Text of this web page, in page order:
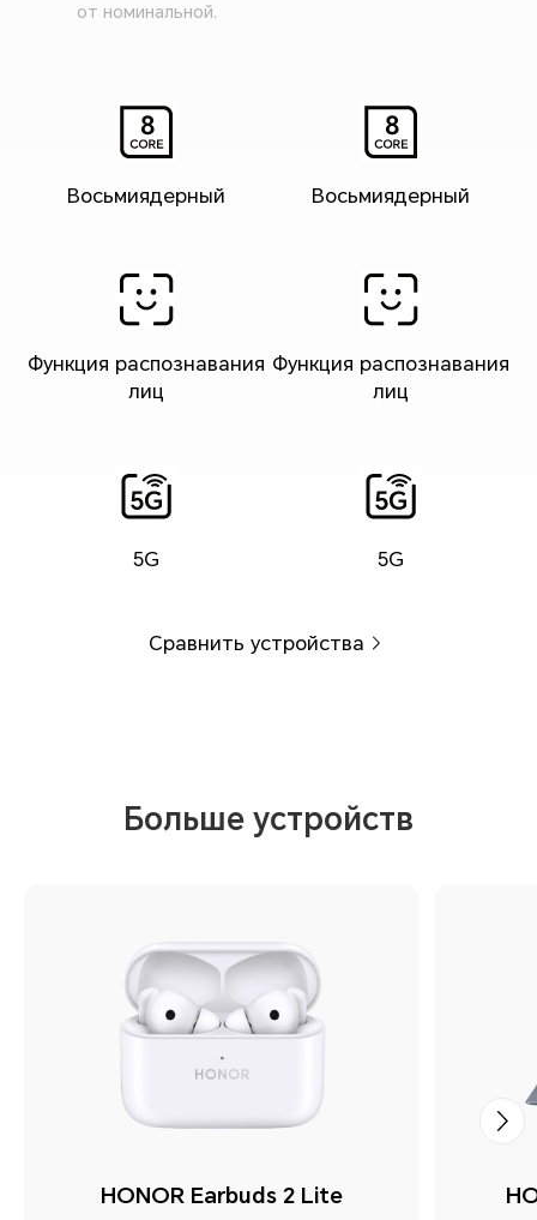
от номинальной.
Восьмиядерный
Функция распознавания
лиц
5G
Восьмиядерный
Функция распознавания
лиц
5G
Сравнить устройства
Больше устройств
HONOR Earbuds 2 Lite